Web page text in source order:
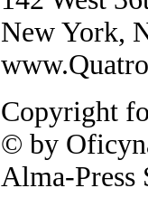
New York,
Copyright
© by
Alma-Press